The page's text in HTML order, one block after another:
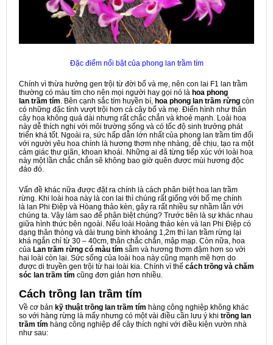
Đặc điểm nổi bật của phong lan trầm tím
Chính vì thừa hưởng gen trội từ đời bố và mẹ, nên con lai F1 lan trầm
thường có màu tím cho nên mọi người hay gọi nó là hoa phong
lan trầm tím. Bên cạnh sắc tím huyền bí, hoa phong lan trầm rừng còn
có những đặc tính vượt trội hơn cả cây bố và mẹ. Điển hình như thân
cây hoa không quá dài nhưng rất chắc chắn và khoẻ mạnh. Loài hoa
này dễ thích nghi với môi trường sống và có tốc độ sinh trưởng phát
triển khá tốt. Ngoài ra, sức hấp dẫn lớn nhất của phong lan trầm tím đối
với người yêu hoa chính là hương thơm nhẹ nhàng, dễ chịu, tạo ra một
cảm giác thư giãn, khoan khoái. Những ai đã từng tiếp xúc với loài hoa
này một lần chắc chắn sẽ không bao giờ quên được mùi hương độc
đáo đó.
Vấn đề khác nữa được đặt ra chính là cách phân biệt hoa lan trầm
rừng. Khi loài hoa này là con lai thì chúng rất giống với bố mẹ chính
là lan Phi Điệp và Hòang thảo kèn, gây ra rất nhiều sự nhầm lẫn với
chúng ta. Vậy làm sao để phân biệt chúng? Trước tiên là sự khác nhau
giữa hình thức bên ngoài. Nếu loài Hoàng thảo kèn và lan Phi Điệp có
dạng thân thòng và dài trung bình khoảng 1,2m thì lan trầm rừng lại
khá ngắn chỉ từ 30 – 40cm, thân chắc chắn, mập mạp. Còn nữa, hoa
của Lan trầm rừng có màu tím sẫm và hương thơm đậm hơn so với
hai loài còn lại. Sức sống của loài hoa này cũng mạnh mẽ hơn do
được di truyền gen trội từ hai loài kia. Chính vì thế cách trồng và chăm
sóc lan trầm tím cũng đơn giản hơn nhiều.
Cách trồng lan trầm tím
Về cơ bản kỹ thuật trồng lan trầm tím hàng công nghiệp không khác
so với hàng rừng là mấy nhưng có một vài điều cần lưu ý khi trồng lan
trầm tím hàng công nghiệp để cây thích nghi với điều kiện vườn nhà
như sau: